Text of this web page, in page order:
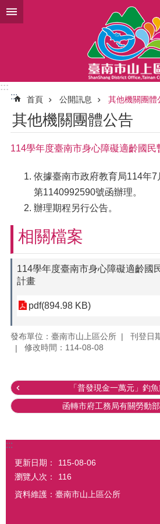
跳到主要內容區塊
:::
:::
首頁 公開訊息 其他機關團體
其他機關團體公告
114學年度臺南市身心障礙適齡國
依據臺南市政府教育局114年
第1140992590號函辦理。
辦理期程另行公告。
相關檔案
114學年度臺南市身心障礙適齡國
計畫
pdf(894.98 KB)
發布單位：臺南市山上區公所
刊登日
修改時間：114-08-08
「普發現金一萬元」釣
函轉市府工務局有關勞動
:::
更新日期：
115-08-06
瀏覽人次：
116
資料維護：臺南市山上區公所